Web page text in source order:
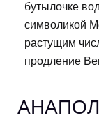
бутылочке
символикой
растущим
продление